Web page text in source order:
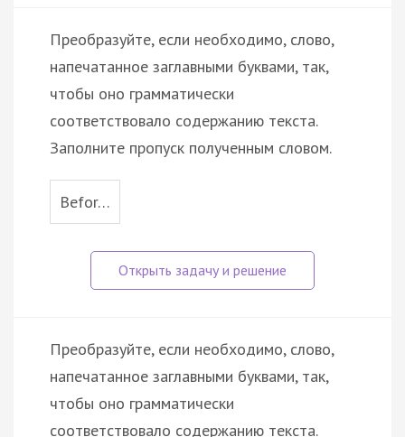
Преобразуйте, если необходимо, слово,
напечатанное заглавными буквами, так,
чтобы оно грамматически
соответствовало содержанию текста.
Заполните пропуск полученным словом.
Befor…
Преобразуйте, если необходимо, слово,
напечатанное заглавными буквами, так,
чтобы оно грамматически
соответствовало содержанию текста.